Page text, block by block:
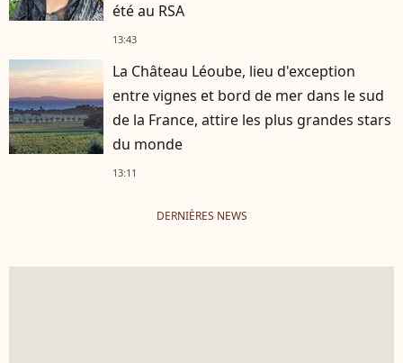
été au RSA
13:43
La Château Léoube, lieu d'exception
entre vignes et bord de mer dans le sud
de la France, attire les plus grandes stars
du monde
13:11
DERNIÈRES NEWS